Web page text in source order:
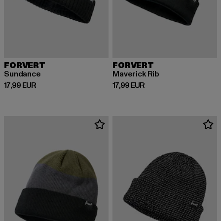
FORVERT
Sundance
17,99 EUR
Derzeitiger Preis: 17,99 EUR
FORVERT
Maverick Rib
17,99 EUR
Derzeitiger Preis: 17,99 EUR